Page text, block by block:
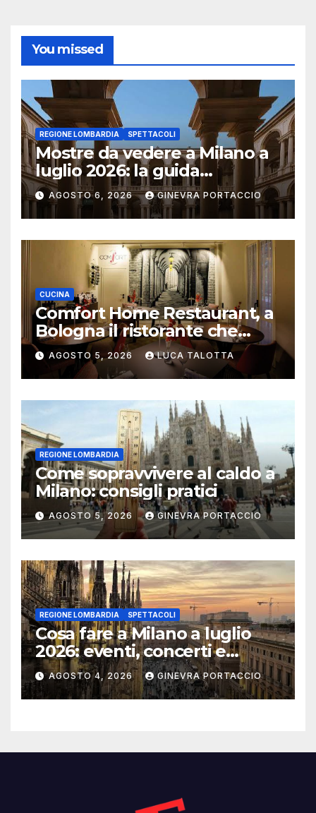
You missed
REGIONE LOMBARDIA SPETTACOLI
Mostre da vedere a Milano a
luglio 2026: la guida
aggiornata
AGOSTO 6, 2026 GINEVRA PORTACCIO
CUCINA
Comfort Home Restaurant, a
Bologna il ristorante che
trasforma l’ospitalità in
un’esperienza di casa
AGOSTO 5, 2026 LUCA TALOTTA
REGIONE LOMBARDIA
Come sopravvivere al caldo a
Milano: consigli pratici
AGOSTO 5, 2026 GINEVRA PORTACCIO
REGIONE LOMBARDIA SPETTACOLI
Cosa fare a Milano a luglio
2026: eventi, concerti e
mostre
AGOSTO 4, 2026 GINEVRA PORTACCIO